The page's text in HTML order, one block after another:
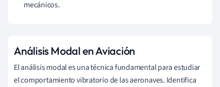
mecánicos.
Análisis Modal en Aviación
El análisis modal es una técnica fundamental para estudiar
el comportamiento vibratorio de las aeronaves. Identifica